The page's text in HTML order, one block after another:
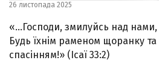
26 листопада 2025
«…Господи, змилуйсь над нами,
Будь їхнім раменом щоранку
спасінням!» (Ісаї 33:2)